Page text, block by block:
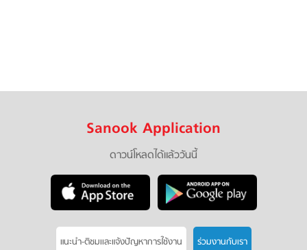
Sanook Application
ดาวน์โหลดได้แล้ววันนี้
แนะนำ-ติชมเเละแจ้งปัญหาการใช้งาน ร่วมงานกับเรา